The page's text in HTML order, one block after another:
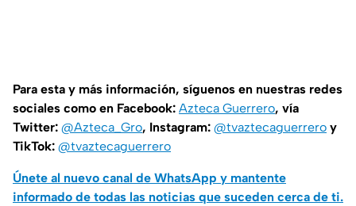
Para esta y más información, síguenos en nuestras redes
sociales como en Facebook: Azteca Guerrero, vía
Twitter: @Azteca_Gro, Instagram: @tvaztecaguerrero y
TikTok: @tvaztecaguerrero
Únete al nuevo canal de WhatsApp y mantente
informado de todas las noticias que suceden cerca de ti.